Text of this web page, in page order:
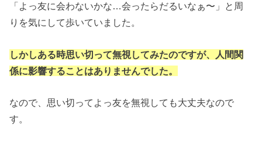
「よっ友に会わないかな…会ったらだるいなぁ〜」と周
りを気にして歩いていました。
しかしある時思い切って無視してみたのですが、人間関
係に影響することはありませんでした。
なので、思い切ってよっ友を無視しても大丈夫なので
す。